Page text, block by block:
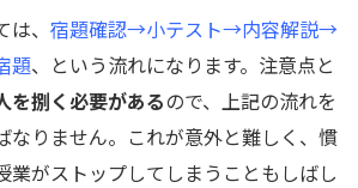
、 宿題確認→小テスト→内容解説→
題、という流れになります。注意点と
を捌く必要があるので、上記の流れを
なりません。これが意外と難しく、慣
業がストップしてしまうこともしばし